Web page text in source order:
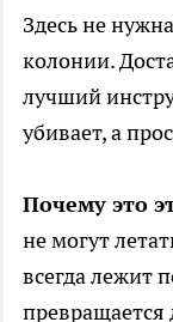
Здесь не
колонии.
лучший
убивает, а
Почему это
не могут
всегда лежит
превращается